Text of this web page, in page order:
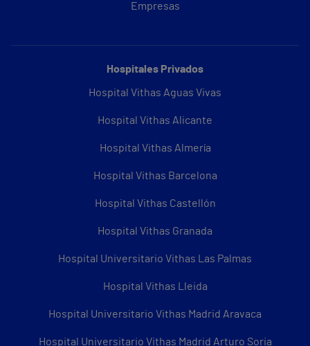
Empresas
Hospitales Privados
Hospital Vithas Aguas Vivas
Hospital Vithas Alicante
Hospital Vithas Almería
Hospital Vithas Barcelona
Hospital Vithas Castellón
Hospital Vithas Granada
Hospital Universitario Vithas Las Palmas
Hospital Vithas Lleida
Hospital Universitario Vithas Madrid Aravaca
Hospital Universitario Vithas Madrid Arturo Soria